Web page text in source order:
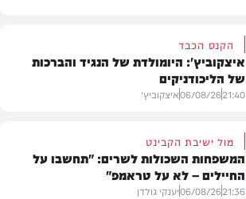
הקנס הכבד
איצקוביץ': היומולדת של הנגיד והברכות
של הליכודניקים
21:40
06/08/26איצקוביץ'
מול ישיבת הקבינט
המשפחות השכולות לשרים: "תחשבו על
החיילים – לא על טראמפ"
21:36
06/08/26יענקי גולדן